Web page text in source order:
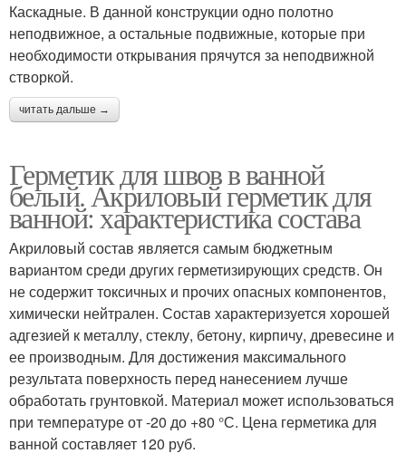
Каскадные. В данной конструкции одно полотно
неподвижное, а остальные подвижные, которые при
необходимости открывания прячутся за неподвижной
створкой.
читать дальше →
Герметик для швов в ванной
белый. Акриловый герметик для
ванной: характеристика состава
Акриловый состав является самым бюджетным
вариантом среди других герметизирующих средств. Он
не содержит токсичных и прочих опасных компонентов,
химически нейтрален. Состав характеризуется хорошей
адгезией к металлу, стеклу, бетону, кирпичу, древесине и
ее производным. Для достижения максимального
результата поверхность перед нанесением лучше
обработать грунтовкой. Материал может использоваться
при температуре от -20 до +80 °С. Цена герметика для
ванной составляет 120 руб.